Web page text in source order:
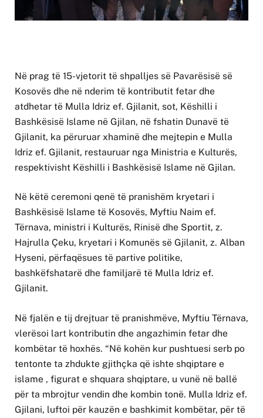
Në prag të 15-vjetorit të shpalljes së Pavarësisë së
Kosovës dhe në nderim të kontributit fetar dhe
atdhetar të Mulla Idriz ef. Gjilanit, sot, Këshilli i
Bashkësisë Islame në Gjilan, në fshatin Dunavë të
Gjilanit, ka përuruar xhaminë dhe mejtepin e Mulla
Idriz ef. Gjilanit, restauruar nga Ministria e Kulturës,
respektivisht Këshilli i Bashkësisë Islame në Gjilan.
Në këtë ceremoni qenë të pranishëm kryetari i
Bashkësisë Islame të Kosovës, Myftiu Naim ef.
Tërnava, ministri i Kulturës, Rinisë dhe Sportit, z.
Hajrulla Çeku, kryetari i Komunës së Gjilanit, z. Alban
Hyseni, përfaqësues të partive politike,
bashkëfshatarë dhe familjarë të Mulla Idriz ef.
Gjilanit.
Në fjalën e tij drejtuar të pranishmëve, Myftiu Tërnava,
vlerësoi lart kontributin dhe angazhimin fetar dhe
kombëtar të hoxhës. “Në kohën kur pushtuesi serb po
tentonte ta zhdukte gjithçka që ishte shqiptare e
islame , figurat e shquara shqiptare, u vunë në ballë
për ta mbrojtur vendin dhe kombin tonë. Mulla Idriz ef.
Gjilani, luftoi për kauzën e bashkimit kombëtar, për të